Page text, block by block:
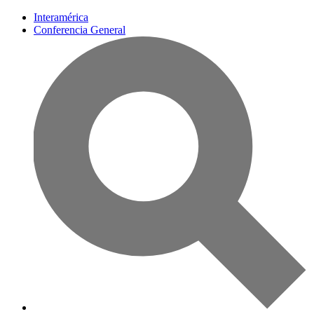
Interamérica
Conferencia General